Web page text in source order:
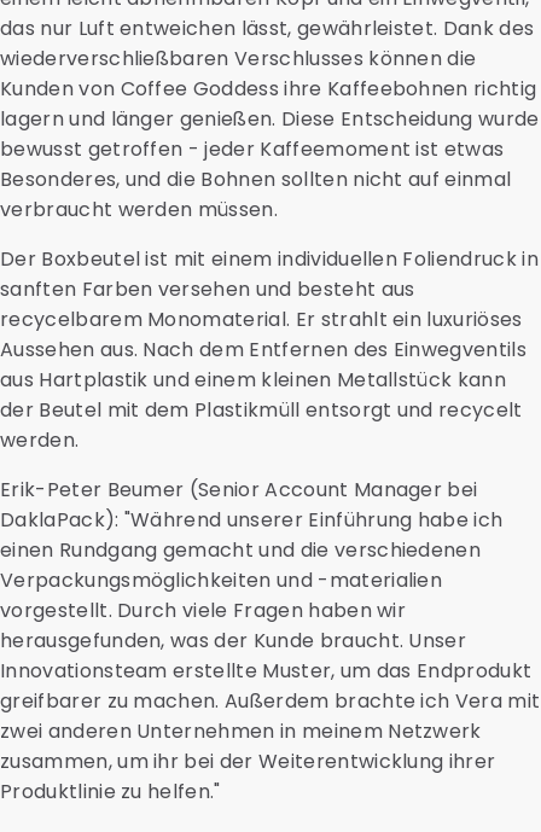
das nur Luft entweichen lässt, gewährleistet. Dank des
wiederverschließbaren Verschlusses können die
Kunden von Coffee Goddess ihre Kaffeebohnen richtig
lagern und länger genießen. Diese Entscheidung wurde
bewusst getroffen - jeder Kaffeemoment ist etwas
Besonderes, und die Bohnen sollten nicht auf einmal
verbraucht werden müssen.
Der Boxbeutel ist mit einem individuellen Foliendruck in
sanften Farben versehen und besteht aus
recycelbarem Monomaterial. Er strahlt ein luxuriöses
Aussehen aus. Nach dem Entfernen des Einwegventils
aus Hartplastik und einem kleinen Metallstück kann
der Beutel mit dem Plastikmüll entsorgt und recycelt
werden.
Erik-Peter Beumer (Senior Account Manager bei
DaklaPack): "Während unserer Einführung habe ich
einen Rundgang gemacht und die verschiedenen
Verpackungsmöglichkeiten und -materialien
vorgestellt. Durch viele Fragen haben wir
herausgefunden, was der Kunde braucht. Unser
Innovationsteam erstellte Muster, um das Endprodukt
greifbarer zu machen. Außerdem brachte ich Vera mit
zwei anderen Unternehmen in meinem Netzwerk
zusammen, um ihr bei der Weiterentwicklung ihrer
Produktlinie zu helfen."